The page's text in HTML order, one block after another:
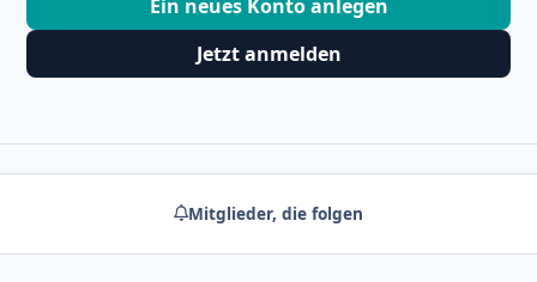
Ein neues Konto anlegen
Jetzt anmelden
Mitglieder, die folgen